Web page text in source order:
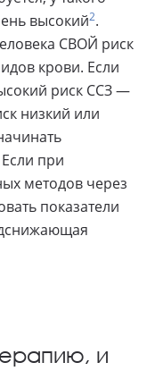
высокий2.
СВОЙ риск
крови. Если
риск ССЗ —
низкий или
при
методов через
показатели
и